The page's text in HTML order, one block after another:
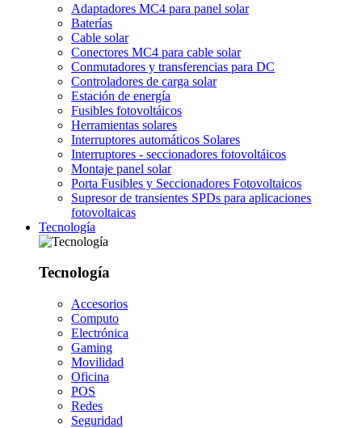
Adaptadores MC4 para panel solar
Baterías
Cable solar
Conectores MC4 para cable solar
Conmutadores y transferencias para DC
Controladores de carga solar
Estación de energía
Fusibles fotovoltáicos
Herramientas solares
Interruptores automáticos Solares
Interruptores - seccionadores fotovoltáicos
Montaje panel solar
Porta Fusibles y Seccionadores Fotovoltaicos
Supresor de transientes SPDs para aplicaciones
fotovoltaicas
Tecnología
Tecnología
Accesorios
Computo
Electrónica
Gaming
Movilidad
Oficina
POS
Redes
Seguridad